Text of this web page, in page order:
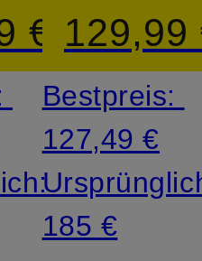
€UT129,99
Bestpreis:
127,49 €
185 €